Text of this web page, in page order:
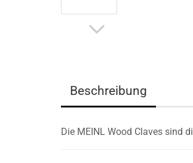
Beschreibung
Die MEINL Wood Claves sind